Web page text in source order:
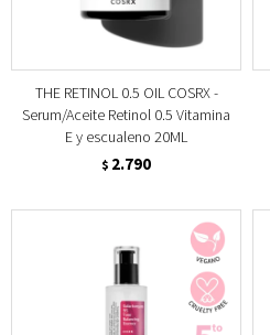
THE RETINOL 0.5 OIL COSRX -
Serum/Aceite Retinol 0.5 Vitamina
E y escualeno 20ML
$ 2.790